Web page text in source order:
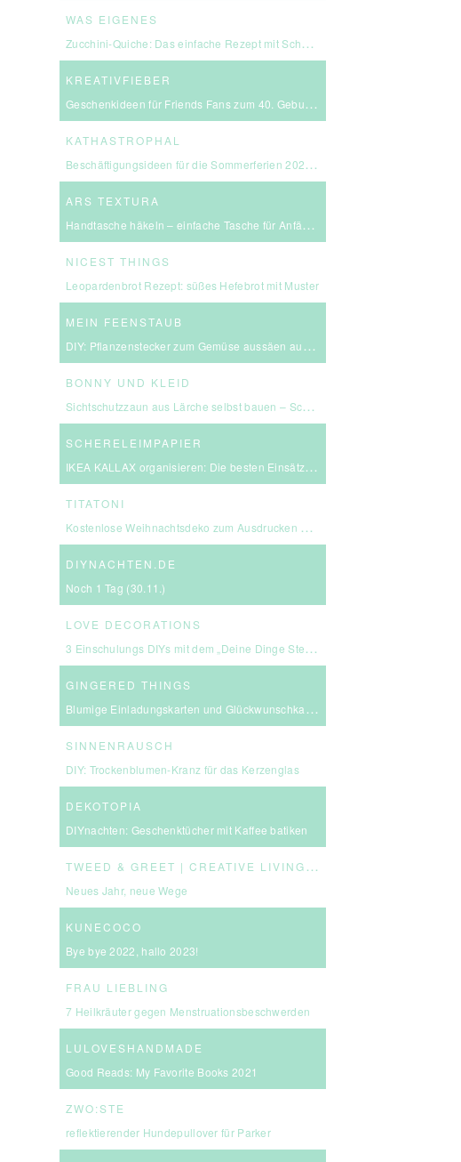
WAS EIGENES
Zucchini-Quiche: Das einfache Rezept mit Schmand & Kirschtomaten
KREATIVFIEBER
Geschenkideen für Friends Fans zum 40. Geburtstag
KATHASTROPHAL
Beschäftigungsideen für die Sommerferien 2026 – in Ludwigsburg, Stuttgart & Umgebung
ARS TEXTURA
Handtasche häkeln – einfache Tasche für Anfängerinnen
NICEST THINGS
Leopardenbrot Rezept: süßes Hefebrot mit Muster
MEIN FEENSTAUB
DIY: Pflanzenstecker zum Gemüse aussäen aus FIMO
BONNY UND KLEID
Sichtschutzzaun aus Lärche selbst bauen – Schritt-für-Schritt-Anleitung & Kosten
SCHERELEIMPAPIER
IKEA KALLAX organisieren: Die besten Einsätze für mehr Ordnung
TITATONI
Kostenlose Weihnachtsdeko zum Ausdrucken – eine kleine Girlande für euer Zuhause ☆
DIYNACHTEN.DE
Noch 1 Tag (30.11.)
LOVE DECORATIONS
3 Einschulungs DIYs mit dem „Deine Dinge Stempel – School Edition“ #BackToSchool + Gewinnspiel
GINGERED THINGS
Blumige Einladungskarten und Glückwunschkarten von Send a Smile
SINNENRAUSCH
DIY: Trockenblumen-Kranz für das Kerzenglas
DEKOTOPIA
DIYnachten: Geschenktücher mit Kaffee batiken
T
WEED & GREET | CREATIVE LIVING & BOLD CHOICES
Neues Jahr, neue Wege
KUNECOCO
Bye bye 2022, hallo 2023!
FRAU LIEBLING
7 Heilkräuter gegen Menstruationsbeschwerden
LULOVESHANDMADE
Good Reads: My Favorite Books 2021
ZWO:STE
reflektierender Hundepullover für Parker